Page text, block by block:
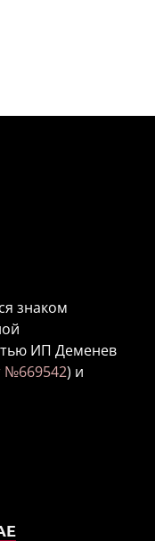
знаком
ИП Деменев
№669542) и